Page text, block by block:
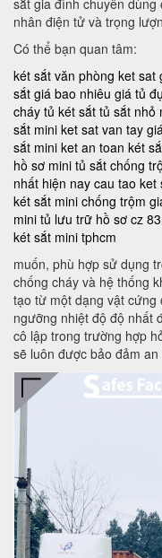
sắt gia đình chuyên
nhân điện tử và trọng
Có thể bạn quan tâm:
két sắt văn phòng ket sat
sắt giá bao nhiêu giá tủ
cháy tủ két sắt tủ sắt nhỏ
sắt mini ket sat van tay
sắt mini ket an toan két
hồ sơ mini tủ sắt chống
nhất hiện nay cau tao ket
két sắt mini chống trộm
mini tủ lưu trữ hồ sơ cz 83
két sắt mini tphcm
muốn, phù hợp sử dụng
chống cháy và hệ thống
tạo từ một dạng vật cứng
ngưỡng nhiệt độ độ nhất
cô lập trong trường hợp
sẽ luôn được bảo đảm